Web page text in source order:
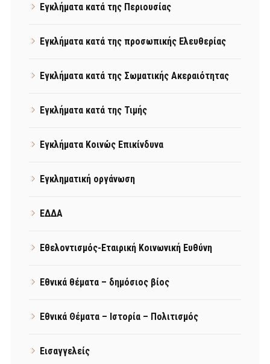
Εγκλήματα κατά της Περιουσίας
Εγκλήματα κατά της προσωπικής Ελευθερίας
Εγκλήματα κατά της Σωματικής Ακεραιότητας
Εγκλήματα κατά της Τιμής
Εγκλήματα Κοινώς Επικίνδυνα
Εγκληματική οργάνωση
ΕΔΔΑ
Εθελοντισμός-Εταιρική Κοινωνική Ευθύνη
Εθνικά θέματα – δημόσιος βίος
Εθνικά Θέματα – Ιστορία – Πολιτισμός
Εισαγγελείς